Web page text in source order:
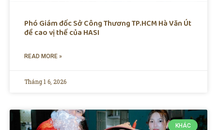
Phó Giám đốc Sở Công Thương TP.HCM Hà Văn Út
đề cao vị thế của HASI
READ MORE »
Tháng 1 6, 2026
KHÁC